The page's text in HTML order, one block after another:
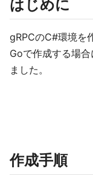
はじめに
gRPCのC#環境を
Goで作成する場
ました。
作成手順